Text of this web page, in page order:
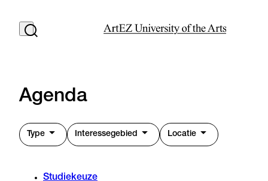
Agenda
Type Interessegebied Locatie
Studiekeuze